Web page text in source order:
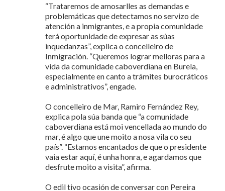
“Trataremos de amosarlles as demandas e
problemáticas que detectamos no servizo de
atención a inmigrantes, e a propia comunidade
terá oportunidade de expresar as súas
inquedanzas”, explica o concelleiro de
Inmigración. “Queremos lograr melloras para a
vida da comunidade caboverdiana en Burela,
especialmente en canto a trámites burocráticos
e administrativos”, engade.
O concelleiro de Mar, Ramiro Fernández Rey,
explica pola súa banda que “a comunidade
caboverdiana está moi vencellada ao mundo do
mar, é algo que une moito a nosa vila co seu
país”. “Estamos encantados de que o presidente
vaia estar aquí, é unha honra, e agardamos que
desfrute moito a visita”, afirma.
O edil tivo ocasión de conversar con Pereira